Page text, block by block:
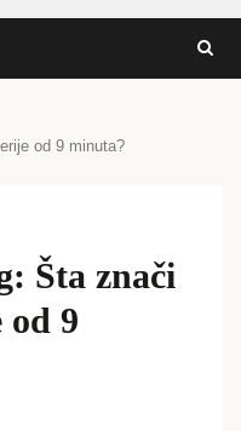
od 9 minuta?
Šta znači
9